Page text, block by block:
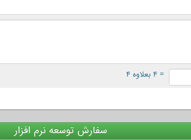
= ۴ بعلاوه ۴
سفارش توسعه نرم افزار